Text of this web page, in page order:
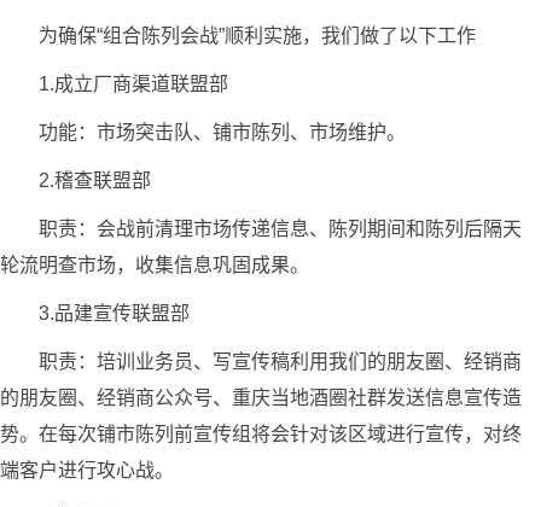
为确保“组合陈列会战”顺利实施，我们做了以下工作
1.成立厂商渠道联盟部
功能：市场突击队、铺市陈列、市场维护。
2.稽查联盟部
职责：会战前清理市场传递信息、陈列期间和陈列后隔天
轮流明查市场，收集信息巩固成果。
3.品建宣传联盟部
职责：培训业务员、写宣传稿利用我们的朋友圈、经销商
的朋友圈、经销商公众号、重庆当地酒圈社群发送信息宣传造
势。在每次铺市陈列前宣传组将会针对该区域进行宣传，对终
端客户进行攻心战。